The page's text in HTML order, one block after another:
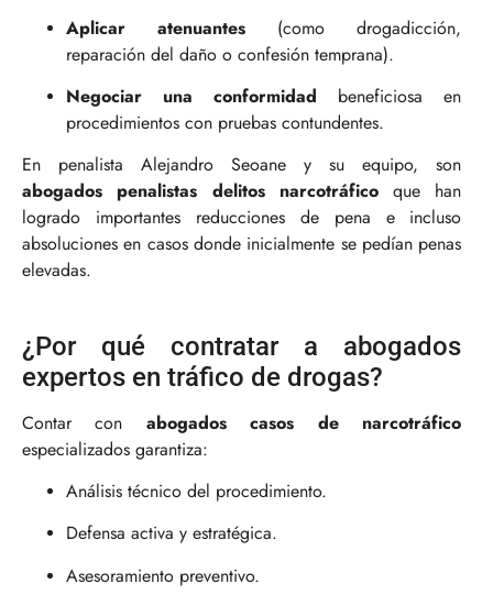
Aplicar atenuantes (como drogadicción,
reparación del daño o confesión temprana).
Negociar una conformidad beneficiosa en
procedimientos con pruebas contundentes.
En penalista Alejandro Seoane y su equipo, son
abogados penalistas delitos narcotráficoque han
logrado importantes reducciones de pena e incluso
absoluciones en casos donde inicialmente se pedían penas
elevadas.
¿Por qué contratar a abogados
expertos en tráfico de drogas?
Contar con abogados casos de narcotráfico
especializados garantiza:
Análisis técnico del procedimiento.
Defensa activa y estratégica.
Asesoramiento preventivo.